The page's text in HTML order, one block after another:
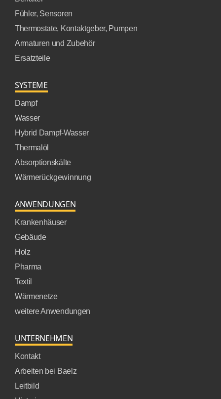
Fühler, Sensoren
Thermostate, Kontaktgeber, Pumpen
Armaturen und Zubehör
Ersatzteile
SYSTEME
Dampf
Wasser
Hybrid Dampf-Wasser
Thermalöl
Absorptionskälte
Wärmerückgewinnung
ANWENDUNGEN
Krankenhäuser
Gebäude
Holz
Pharma
Textil
Wärmenetze
weitere Anwendungen
UNTERNEHMEN
Kontakt
Arbeiten bei Baelz
Leitbild